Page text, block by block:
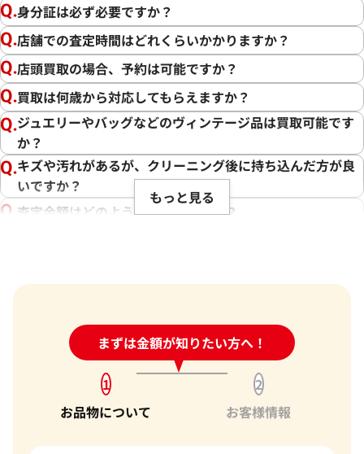
身分証は必ず必要ですか？
店舗での査定時間はどれくらいかかりますか？
店頭買取の場合、予約は可能ですか？
買取は何歳から対応してもらえますか？
ジュエリーやバッグなどのヴィンテージ品は買取可能です
か？
キズや汚れがあるが、クリーニング後に持ち込んだ方が良
いですか？
査定金額はどのように決まりますか？
売却するか悩んでいるのですが、査定だけお願いできます
1点からでも査定できますか？
もっと見る
まずは金額が知りたい方へ！
24時間受付中!問い合わせフォーム
1
お品物について
2
お客様情報